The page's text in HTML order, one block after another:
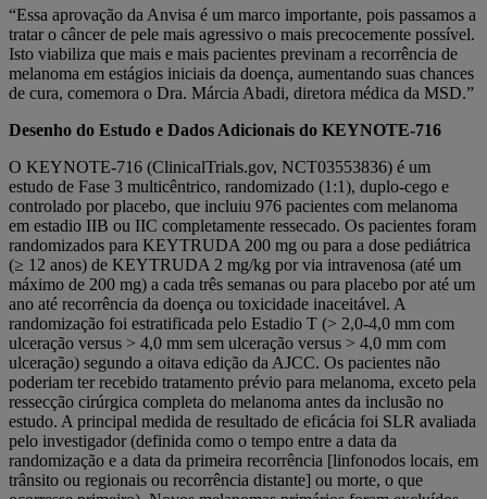
“Essa aprovação da Anvisa é um marco importante, pois passamos a
tratar o câncer de pele mais agressivo o mais precocemente possível.
Isto viabiliza que mais e mais pacientes previnam a recorrência de
melanoma em estágios iniciais da doença, aumentando suas chances
de cura, comemora o Dra. Márcia Abadi, diretora médica da MSD.”
Desenho do Estudo e Dados Adicionais do KEYNOTE-716
O KEYNOTE-716 (ClinicalTrials.gov, NCT03553836) é um
estudo de Fase 3 multicêntrico, randomizado (1:1), duplo-cego e
controlado por placebo, que incluiu 976 pacientes com melanoma
em estadio IIB ou IIC completamente ressecado. Os pacientes foram
randomizados para KEYTRUDA 200 mg ou para a dose pediátrica
(≥ 12 anos) de KEYTRUDA 2 mg/kg por via intravenosa (até um
máximo de 200 mg) a cada três semanas ou para placebo por até um
ano até recorrência da doença ou toxicidade inaceitável. A
randomização foi estratificada pelo Estadio T (> 2,0-4,0 mm com
ulceração versus > 4,0 mm sem ulceração versus > 4,0 mm com
ulceração) segundo a oitava edição da AJCC. Os pacientes não
poderiam ter recebido tratamento prévio para melanoma, exceto pela
ressecção cirúrgica completa do melanoma antes da inclusão no
estudo. A principal medida de resultado de eficácia foi SLR avaliada
pelo investigador (definida como o tempo entre a data da
randomização e a data da primeira recorrência [linfonodos locais, em
trânsito ou regionais ou recorrência distante] ou morte, o que